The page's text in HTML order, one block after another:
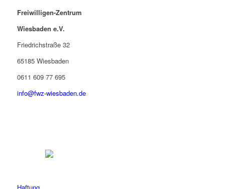
Freiwilligen-Zentrum
Wiesbaden e.V.
Friedrichstraße 32
65185 Wiesbaden
0611 609 77 695
info@fwz-wiesbaden.de